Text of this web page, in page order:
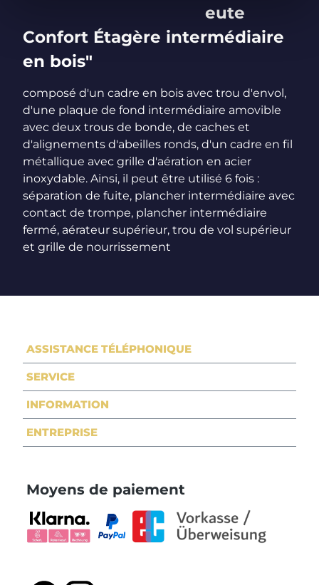
eute
Confort Étagère intermédiaire
en bois"
composé d'un cadre en bois avec trou d'envol,
d'une plaque de fond intermédiaire amovible
avec deux trous de bonde, de caches et
d'alignements d'abeilles ronds, d'un cadre en fil
métallique avec grille d'aération en acier
inoxydable. Ainsi, il peut être utilisé 6 fois :
séparation de fuite, plancher intermédiaire avec
contact de trompe, plancher intermédiaire
fermé, aérateur supérieur, trou de vol supérieur
et grille de nourrissement
ASSISTANCE TÉLÉPHONIQUE
SERVICE
INFORMATION
ENTREPRISE
Moyens de paiement